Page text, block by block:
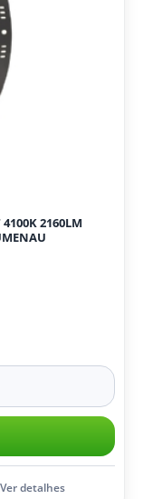
4100K 2160LM
Ver detalhes